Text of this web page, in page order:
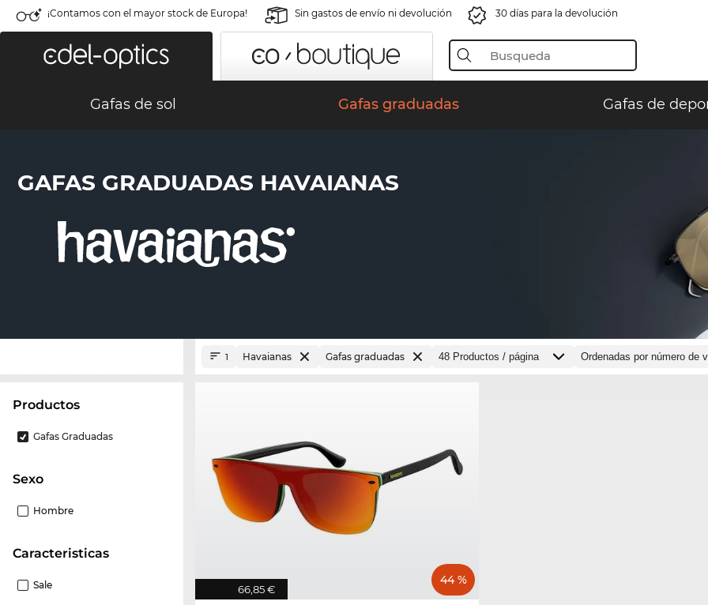
¡Contamos con el mayor stock de Europa! Sin gastos de envío ni devolución 30 días para la devolución
Gafas de sol Gafas graduadas Gafas de
GAFAS GRADUADAS HAVAIANAS
Productos
Gafas Graduadas
Sexo
Hombre
Caracteristicas
Sale
1 Havaianas Gafas graduadas
66,85 €
44 %